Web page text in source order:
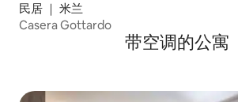
民居 ｜ 米兰
Casera Gottardo
带空调的公寓